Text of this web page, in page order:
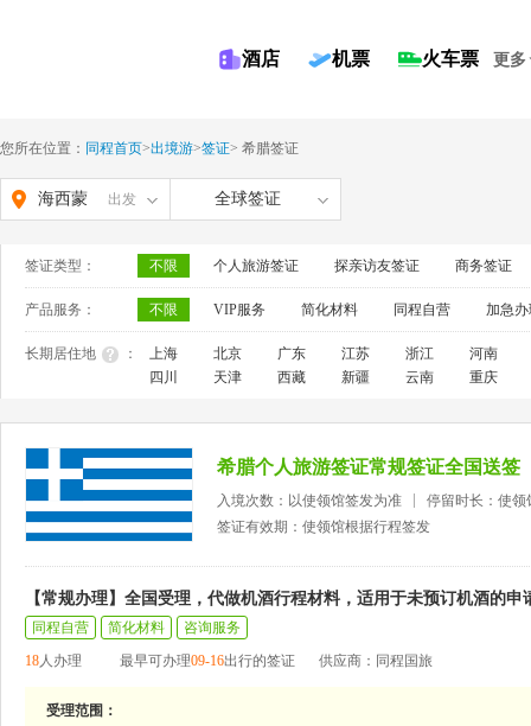
酒店 机票 火车票 更多
您所在位置： 同程首页>出境游>签证> 希腊签证
海西蒙
州
出发 全球签证
签证类型： 不限 个人旅游签证 探亲访友签证 商务签证
产品服务： 不限 VIP服务 简化材料 同程自营 加急
长期居住地 ： 上海 北京 广东 江苏 浙江
河南
四川
天津 西藏 新疆 云南 重庆
希腊个人旅游签证常规签证全国送签
入境次数：以使领馆签发为准
停留时长：使领
签证有效期：使领馆根据行程签发
【常规办理】全国受理，代做机酒行程材料，适用于未预订机酒的申
同程自营 简化材料
咨询服务
18人办理 最早可办理09-16出行的签证 供应商：同程国旅
受理范围：